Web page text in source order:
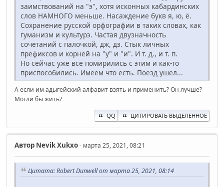
заимствований на "э", хотя исконных кабардинских
слов НАМНОГО меньше. Насаждение букв я, ю, ё.
Сохранение русской орфографии в таких словах, как
гуманизм и культурэ. Частая двузначность
сочетаний с палочкой, дж, дз. Стык личных
префиксов и корней на "у" и "и". И т. д., и т. п.
Но сейчас уже все помирились с этим и как-то
приспособились. Имеем что есть. Поезд ушел...
А если им адыгейский алфавит взять и применить? Он лучше?
Могли бы жить?
QQ ЦИТИРОВАТЬ ВЫДЕЛЕННОЕ
Автор Nevik Xukxo- марта 25, 2021, 08:21
Цитата: Robert Dunwell от марта 25, 2021, 08:14